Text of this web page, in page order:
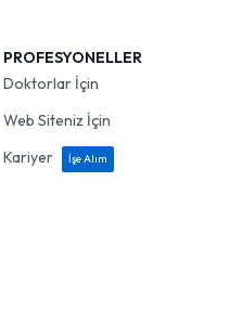
PROFESYONELLER
Doktorlar İçin
Web Siteniz İçin
Kariyer
İşe Alım